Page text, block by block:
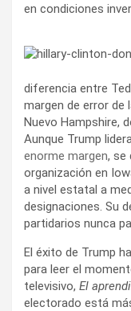
en condiciones
diferencia entre
margen de error
Nuevo Hampshire,
Aunque Trump
enorme margen, se
organización en
a nivel estatal a
designaciones. Su
partidarios nunca
El éxito de Trump
para leer el
televisivo, El
electorado está